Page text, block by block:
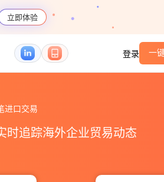
立即体验
登录 一
进口交易
时追踪海外企业贸易动态